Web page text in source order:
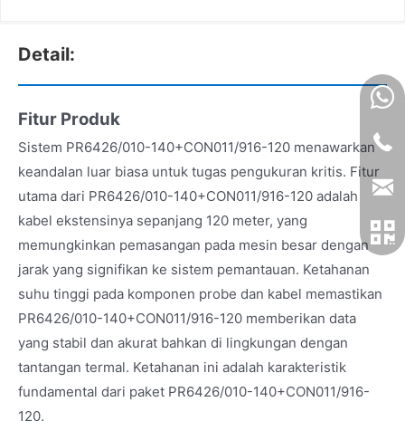
Detail:
Fitur Produk
Sistem PR6426/010-140+CON011/916-120 menawarkan
keandalan luar biasa untuk tugas pengukuran kritis. Fitur
utama dari PR6426/010-140+CON011/916-120 adalah
kabel ekstensinya sepanjang 120 meter, yang
memungkinkan pemasangan pada mesin besar dengan
jarak yang signifikan ke sistem pemantauan. Ketahanan
suhu tinggi pada komponen probe dan kabel memastikan
PR6426/010-140+CON011/916-120 memberikan data
yang stabil dan akurat bahkan di lingkungan dengan
tantangan termal. Ketahanan ini adalah karakteristik
fundamental dari paket PR6426/010-140+CON011/916-
120.